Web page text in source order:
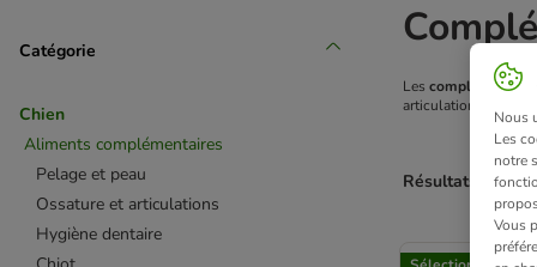
Catégorie
Chien
Aliments complémentaires
Pelage et peau
Ossature et articulations
Hygiène dentaire
Les compléments
articulations saines,
Résultats 1 à 3
product items
Nous
Les
notre
Vous